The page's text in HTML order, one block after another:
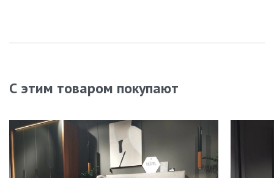
С этим товаром покупают